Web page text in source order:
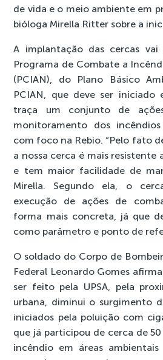
de vida e o meio ambiente em
bióloga Mirella Ritter sobre a
A implantação das cercas
Programa de Combate a
(PCIAN), do Plano Básico
PCIAN, que deve ser iniciado
traça um conjunto de
monitoramento dos
com foco na Rebio. “Pelo fato
a nossa cerca é mais resistente
e tem maior facilidade de
Mirella. Segundo ela, o
execução de ações de
forma mais concreta, já que
como parâmetro e ponto de
O soldado do Corpo de
Federal Leonardo Gomes
ser feito pela UPSA, pela
urbana, diminui o surgimento
iniciados pela poluição com
que já participou de cerca de
incêndio em áreas